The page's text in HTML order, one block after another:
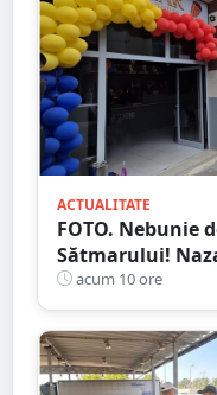
ACTUALITATE
FOTO. Nebunie
Sătmarului!
cu șaorma la 20
acum 10 ore